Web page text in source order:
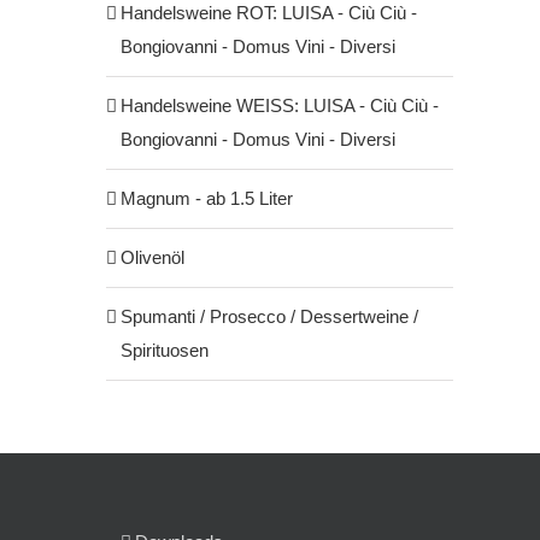
Handelsweine ROT: LUISA - Ciù Ciù -
Bongiovanni - Domus Vini - Diversi
Handelsweine WEISS: LUISA - Ciù Ciù -
Bongiovanni - Domus Vini - Diversi
Magnum - ab 1.5 Liter
Olivenöl
Spumanti / Prosecco / Dessertweine /
Spirituosen